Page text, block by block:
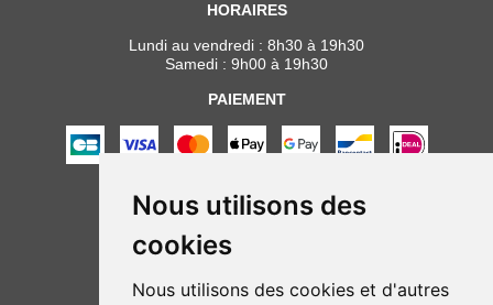
Nous utilisons des
cookies
Nous utilisons des cookies et d'autres
HORAIRES
Lundi au vendredi : 8h30 à 19h30
Samedi : 9h00 à 19h30
PAIEMENT
NOUS SUIVRE